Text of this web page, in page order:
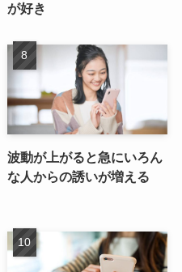
が好き
波動が上がると急にいろん
な人からの誘いが増える